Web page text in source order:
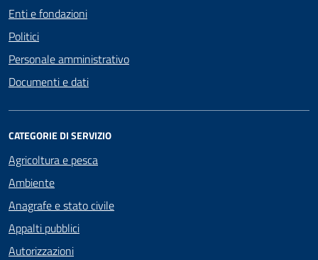
Enti e fondazioni
Politici
Personale amministrativo
Documenti e dati
CATEGORIE DI SERVIZIO
Agricoltura e pesca
Ambiente
Anagrafe e stato civile
Appalti pubblici
Autorizzazioni